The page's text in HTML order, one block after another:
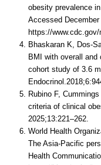
obesity prevalence
Accessed December
https://
Bhaskaran K, Dos-
BMI with overall
cohort study of 3.6
Rubino F,
criteria of clinical
2025;13:221–262.
World Health
The Asia-Pacific
Health